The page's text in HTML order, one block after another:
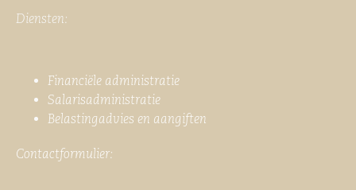
Diensten:
Financiële administratie
Salarisadministratie
Belastingadvies en aangiften
Contactformulier: